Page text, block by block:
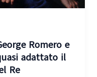
Romero e
adattato il
Re